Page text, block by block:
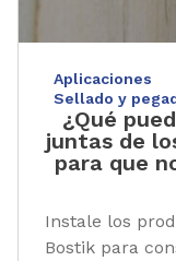
Aplicaciones
Sellado y
¿Qué
juntas de
para que
Instale los
Bostik para